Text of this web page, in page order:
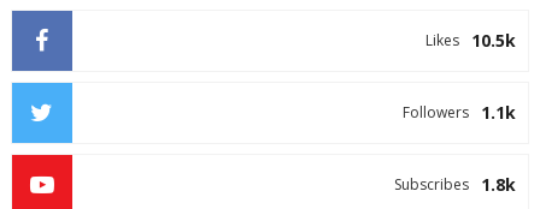
10.5k
Likes
1.1k
Followers
1.8k
Subscribes